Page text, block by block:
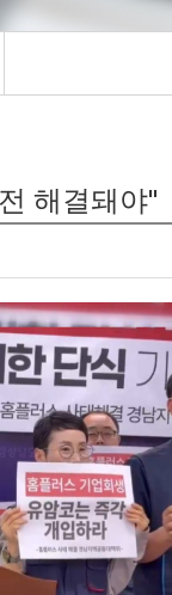
해결돼야"